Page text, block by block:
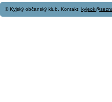
© Kyjský občanský klub, Kontakt: